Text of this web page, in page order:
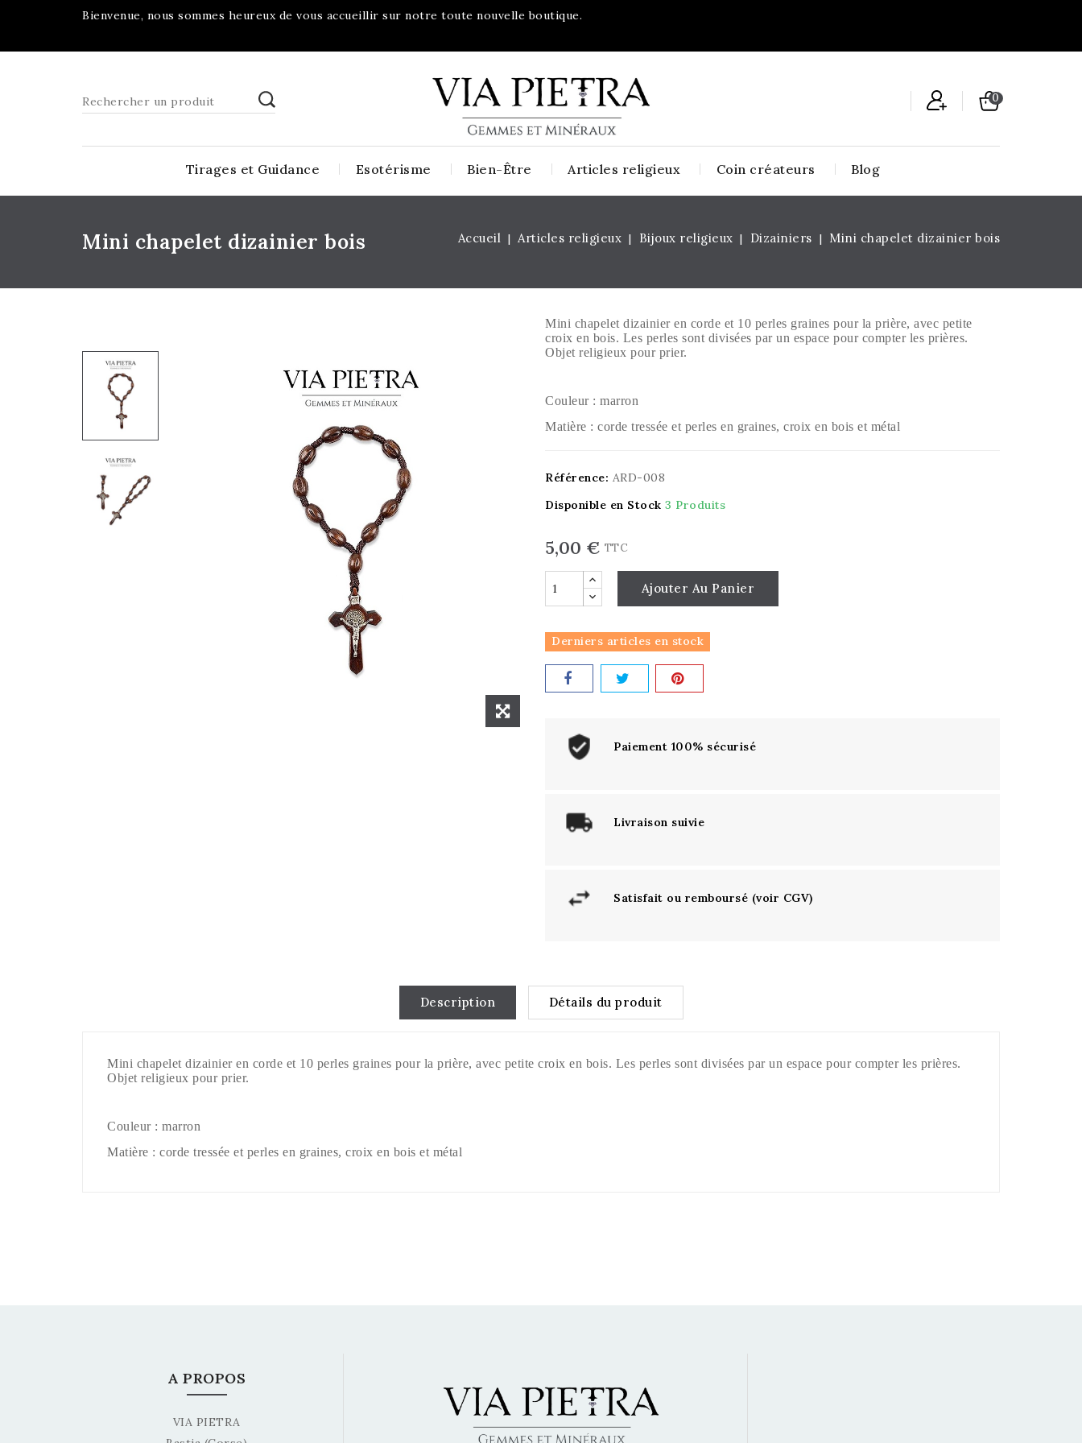
Bienvenue, nous sommes heureux de vous accueillir sur notre toute nouvelle boutique.
0
Tirages et Guidance Esotérisme Bien-Être Articles religieux Coin créateurs Blog
Mini chapelet dizainier bois Accueil Articles religieux Bijoux religieux Dizainiers Mini chapelet dizainier bois
Mini chapelet dizainier en corde et 10 perles graines pour la prière, avec petite
croix en bois. Les perles sont divisées par un espace pour compter les prières.
Objet religieux pour prier.
Couleur : marron
Matière : corde tressée et perles en graines, croix en bois et métal
Référence: ARD-008
Disponible en Stock 3 Produits
5,00 € TTC
Ajouter Au Panier
Derniers articles en stock
Paiement 100% sécurisé
Livraison suivie
Satisfait ou remboursé (voir CGV)
Description Détails du produit
Mini chapelet dizainier en corde et 10 perles graines pour la prière, avec petite croix en bois. Les perles sont divisées par un espace pour compter les prières.
Objet religieux pour prier.
Couleur : marron
Matière : corde tressée et perles en graines, croix en bois et métal
A PROPOS
VIA PIETRA